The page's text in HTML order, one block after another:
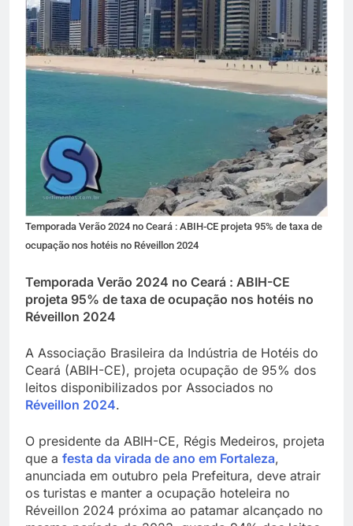
Temporada Verão 2024 no Ceará : ABIH-CE projeta 95% de taxa de
ocupação nos hotéis no Réveillon 2024
Temporada Verão 2024 no Ceará : ABIH-CE
projeta 95% de taxa de ocupação nos hotéis no
Réveillon 2024
A Associação Brasileira da Indústria de Hotéis do
Ceará (ABIH-CE), projeta ocupação de 95% dos
leitos disponibilizados por Associados no
Réveillon 2024.
O presidente da ABIH-CE, Régis Medeiros, projeta
que a festa da virada de ano em Fortaleza,
anunciada em outubro pela Prefeitura, deve atrair
os turistas e manter a ocupação hoteleira no
Réveillon 2024 próxima ao patamar alcançado no